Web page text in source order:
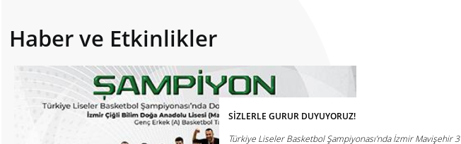
Haber ve Etkinlikler
SİZLERLE GURUR DUYUYORUZ!
Türkiye Liseler Basketbol Şampiyonası’nda İzmir Mavişehir 3